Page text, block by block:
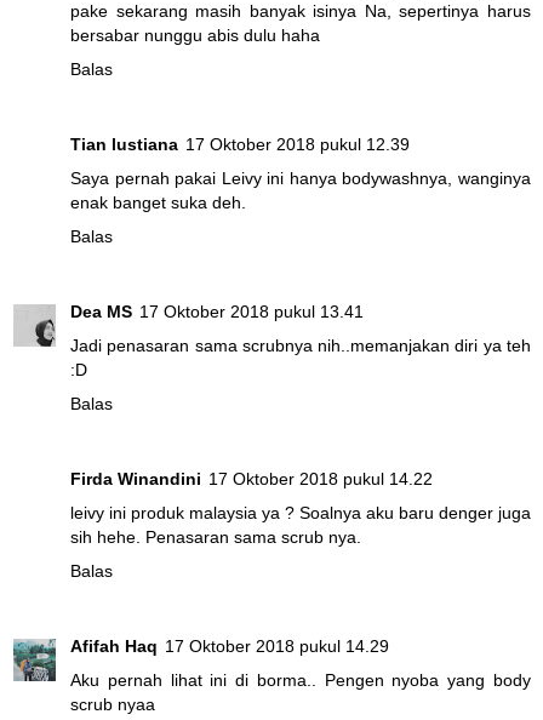
pake sekarang masih banyak isinya Na, sepertinya harus
bersabar nunggu abis dulu haha
Balas
Tian lustiana 17 Oktober 2018 pukul 12.39
Saya pernah pakai Leivy ini hanya bodywashnya, wanginya
enak banget suka deh.
Balas
Dea MS 17 Oktober 2018 pukul 13.41
Jadi penasaran sama scrubnya nih..memanjakan diri ya teh
:D
Balas
Firda Winandini 17 Oktober 2018 pukul 14.22
leivy ini produk malaysia ya ? Soalnya aku baru denger juga
sih hehe. Penasaran sama scrub nya.
Balas
Afifah Haq 17 Oktober 2018 pukul 14.29
Aku pernah lihat ini di borma.. Pengen nyoba yang body
scrub nyaa